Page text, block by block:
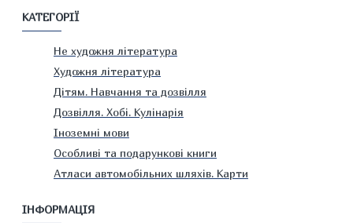
КАТЕГОРІЇ
Не художня література
Художня література
Дітям. Навчання та дозвілля
Дозвілля. Хобі. Кулінарія
Іноземні мови
Особливі та подарункові книги
Атласи автомобільних шляхів. Карти
ІНФОРМАЦІЯ